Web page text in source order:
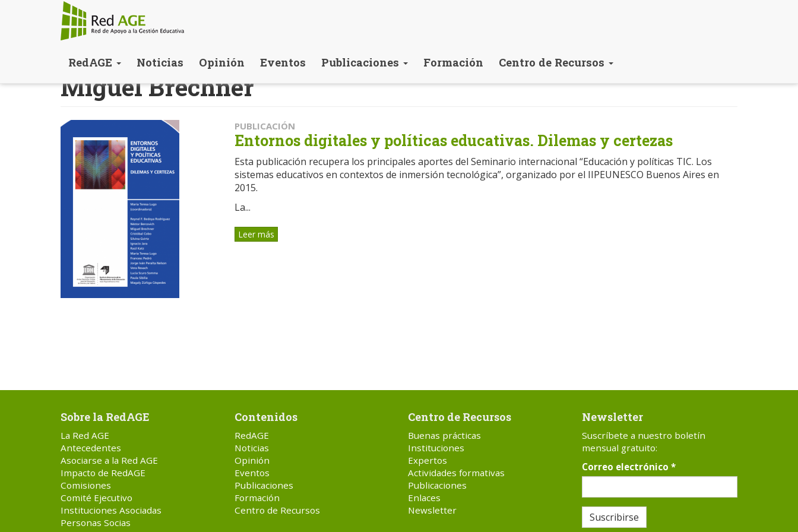
contenido
RedAGE Noticias Opinión Eventos Publicaciones Formación Centro de Recursos
Miguel Brechner
PUBLICACIÓN
Entornos digitales y políticas educativas. Dilemas y certezas
Esta publicación recupera los principales aportes del Seminario internacional “Educación y políticas TIC. Los
sistemas educativos en contextos de inmersión tecnológica”, organizado por el IIPEUNESCO Buenos Aires en
2015.
La...
Leer más
Sobre la RedAGE
La Red AGE
Antecedentes
Asociarse a la Red AGE
Impacto de RedAGE
Comisiones
Comité Ejecutivo
Instituciones Asociadas
Personas Socias
Contenidos
RedAGE
Noticias
Opinión
Eventos
Publicaciones
Formación
Centro de Recursos
Centro de Recursos
Buenas prácticas
Instituciones
Expertos
Actividades formativas
Publicaciones
Enlaces
Newsletter
Newsletter
Suscríbete a nuestro boletín
mensual gratuito:
Correo electrónico *
Suscribirse